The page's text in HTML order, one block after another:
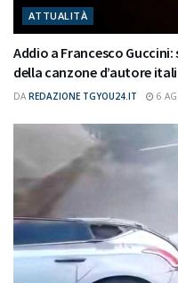
ATTUALITÀ
Addio a Francesco
della canzone d’autore
DA REDAZIONE TGYOU24.IT 6